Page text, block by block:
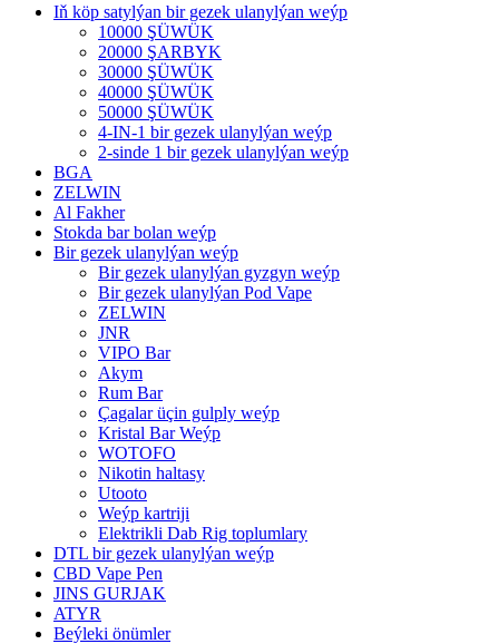
Iň köp satylýan bir gezek ulanylýan weýp
10000 ŞÜWÜK
20000 ŞARBYK
30000 ŞÜWÜK
40000 ŞÜWÜK
50000 ŞÜWÜK
4-IN-1 bir gezek ulanylýan weýp
2-sinde 1 bir gezek ulanylýan weýp
BGA
ZELWIN
Al Fakher
Stokda bar bolan weýp
Bir gezek ulanylýan weýp
Bir gezek ulanylýan gyzgyn weýp
Bir gezek ulanylýan Pod Vape
ZELWIN
JNR
VIPO Bar
Akym
Rum Bar
Çagalar üçin gulply weýp
Kristal Bar Weýp
WOTOFO
Nikotin haltasy
Utooto
Weýp kartriji
Elektrikli Dab Rig toplumlary
DTL bir gezek ulanylýan weýp
CBD Vape Pen
JINS GURJAK
ATYR
Beýleki önümler